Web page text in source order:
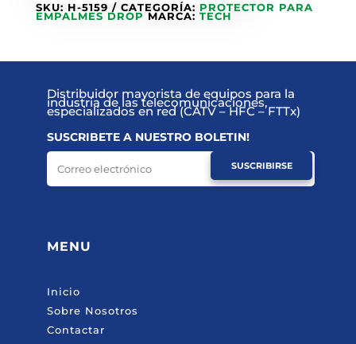
SKU: H-5159 CATEGORÍA: PROTECTOR PARA
EMPALMES DROP MARCA: TECH
Distribuidor mayorista de equipos para la
industria de las telecomunicaciones,
especializados en red (CATV – HFC – FTTx)
SUSCRIBETE A NUESTRO BOLETIN!
SUSCRIBIRSE
MENU
Inicio
Sobre Nosotros
Contactar